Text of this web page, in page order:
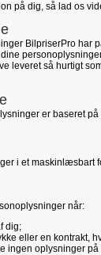
på dig, så lad os
BilpriserPro har
leveret så hurtigt
er baseret
i et
når:
dig;
eller en kontrakt,
ingen oplysninger på